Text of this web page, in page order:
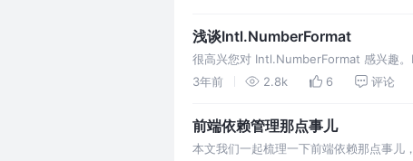
浅谈Intl.NumberFormat
很高兴您对 Intl.NumberFormat 感兴趣
我们格式化数字。
3年前 2.8k 6 评论
前端依赖管理那点事儿
本文我们一起梳理一下前端依赖那点事儿